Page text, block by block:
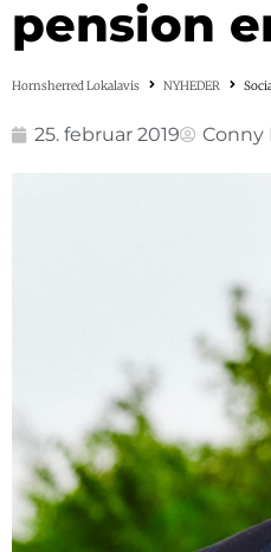
pension
Hornsherred Lokalavis NYHEDER
25. februar 2019 Conny